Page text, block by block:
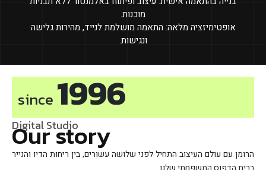
מוכנות.
אופטימיזציה מלאה: התאמה מושלמת לנייד, מהירות גלישה
ונגישות.
since1996
Digital Studio
Our story
הרומן עם עולם העיצוב התחיל לפני שלושה עשורים, בין ריחות הדיו והנייר